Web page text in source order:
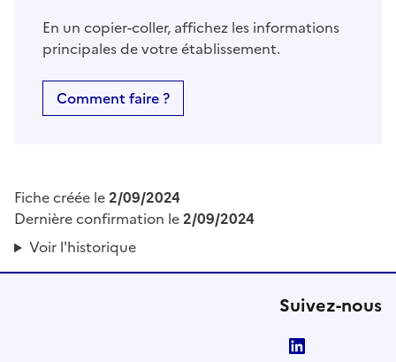
En un copier-coller, affichez les informations
principales de votre établissement.
Comment faire ?
Fiche créée le2/09/2024
Dernière confirmation le2/09/2024
Voir l'historique
Suivez-nous